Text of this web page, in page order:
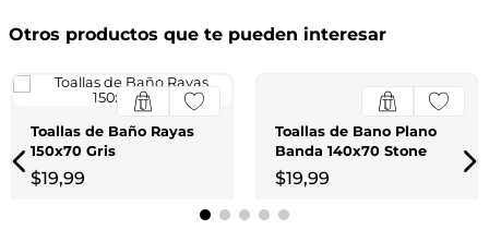
Otros productos que te pueden interesar